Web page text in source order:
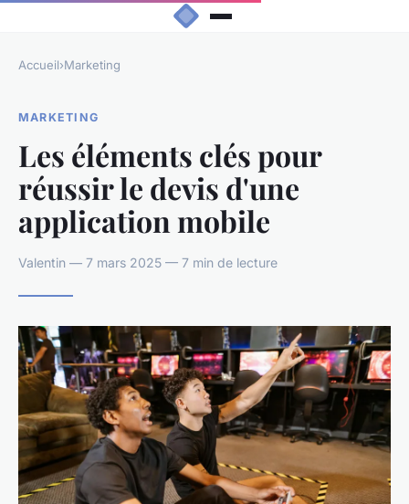
Accueil›Marketing
MARKETING
Les éléments clés pour
réussir le devis d'une
application mobile
Valentin — 7 mars 2025 — 7 min de lecture